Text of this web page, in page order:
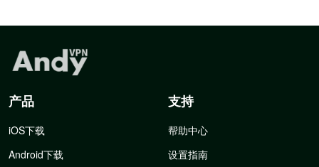
产品
iOS下载
Android下载
支持
帮助中心
设置指南